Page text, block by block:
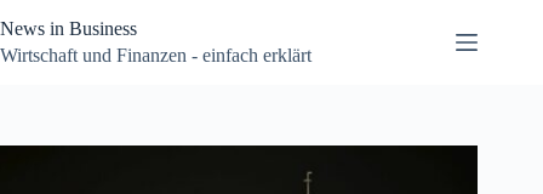
Inhalt
springen
News in Business
Wirtschaft und Finanzen - einfach erklärt